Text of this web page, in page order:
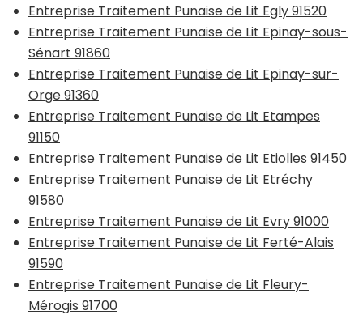
Entreprise Traitement Punaise de Lit Egly 91520
Entreprise Traitement Punaise de Lit Epinay-sous-
Sénart 91860
Entreprise Traitement Punaise de Lit Epinay-sur-
Orge 91360
Entreprise Traitement Punaise de Lit Etampes
91150
Entreprise Traitement Punaise de Lit Etiolles 91450
Entreprise Traitement Punaise de Lit Etréchy
91580
Entreprise Traitement Punaise de Lit Evry 91000
Entreprise Traitement Punaise de Lit Ferté-Alais
91590
Entreprise Traitement Punaise de Lit Fleury-
Mérogis 91700